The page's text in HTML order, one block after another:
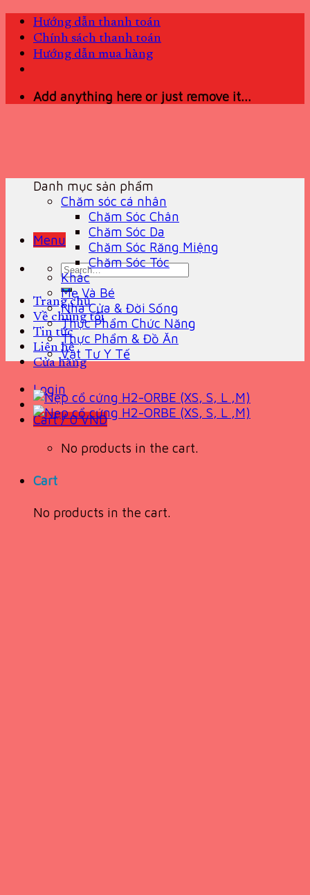
Skip
content
Hướng dẫn thanh toán
Chính sách thanh toán
Hướng dẫn mua hàng
Add anything here or just remove it...
Menu
Search
for:
Trang chủ
Về chúng tôi
Tin tức
Liên hệ
Cửa hàng
Login
Cart /0VND
No products in the cart.
Cart
No products in the cart.
Danh mục sản phẩm
Chăm sóc cá nhân
Chăm Sóc Chân
Chăm Sóc Da
Chăm Sóc Răng Miệng
Chăm Sóc Tóc
Khác
Mẹ Và Bé
Nhà Cửa & Đời Sống
Thực Phẩm Chức Năng
Thực Phẩm & Đồ Ăn
Vật Tư Y Tế